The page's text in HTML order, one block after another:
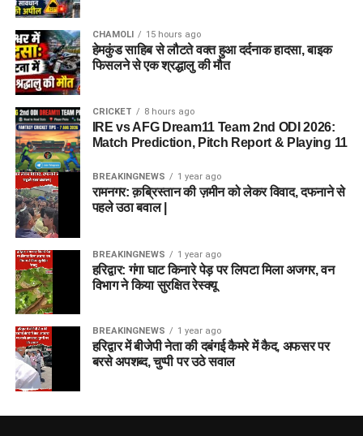
CHAMOLI 15 hours ago
हेमकुंड साहिब से लौटते वक्त हुआ दर्दनाक हादसा, बाइक
फिसलने से एक श्रद्धालु की मौत
CRICKET 8 hours ago
IRE vs AFG Dream11 Team 2nd ODI 2026:
Match Prediction, Pitch Report & Playing 11
BREAKINGNEWS 1 year ago
रामनगर: क़ब्रिस्तान की ज़मीन को लेकर विवाद, दफनाने से
पहले उठा बवाल |
BREAKINGNEWS 1 year ago
हरिद्वार: गंगा घाट किनारे पेड़ पर लिपटा मिला अजगर, वन
विभाग ने किया सुरक्षित रेस्क्यू
BREAKINGNEWS 1 year ago
हरिद्वार में बीजेपी नेता की दबंगई कैमरे में कैद, अफसर पर
बरसे अपशब्द, चुप्पी पर उठे सवाल